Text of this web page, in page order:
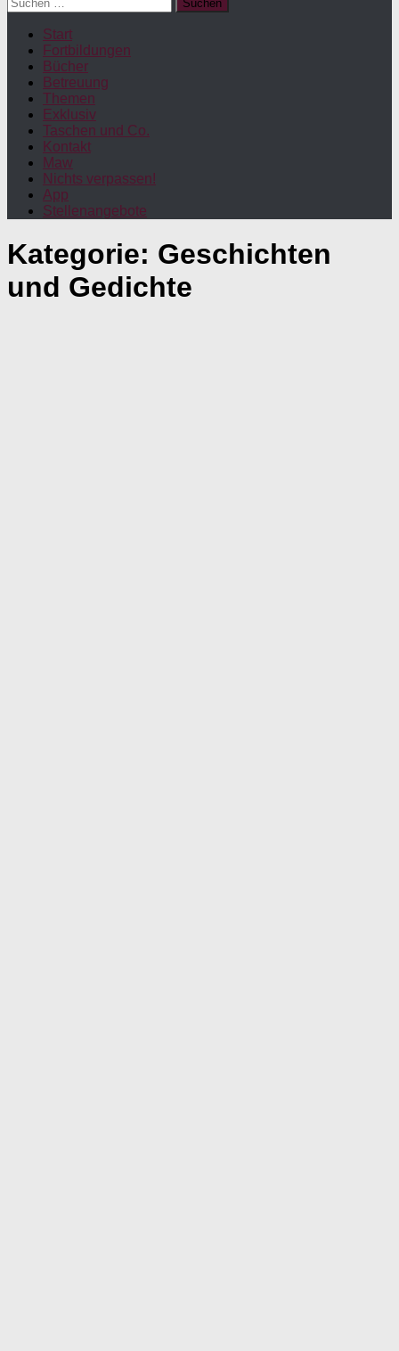
nach:
Start
Fortbildungen
Bücher
Betreuung
Themen
Exklusiv
Taschen und Co.
Kontakt
Maw
Nichts verpassen!
App
Stellenangebote
Kategorie: Geschichten
und Gedichte